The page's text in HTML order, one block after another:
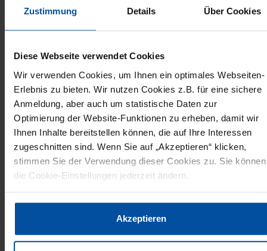
Zustimmung Details Über Cookies
Diese Webseite verwendet Cookies
Wir verwenden Cookies, um Ihnen ein optimales Webseiten-
Erlebnis zu bieten. Wir nutzen Cookies z.B. für eine sichere
Anmeldung, aber auch um statistische Daten zur
Optimierung der Website-Funktionen zu erheben, damit wir
Ihnen Inhalte bereitstellen können, die auf Ihre Interessen
zugeschnitten sind. Wenn Sie auf „Akzeptieren“ klicken,
stimmen Sie der Verwendung dieser Cookies zu. Sie können
die Cookie-Einstellungen jederzeit ändern.
Datenschutzerklärung|Impressum
Akzeptieren
PRODUKTION PRODUKTE
13. Juli 2021
AXFLOW STELLT NEUEN HOMOGENISATOR
VOR
AxFlow vertreibt ab sofort den neuen APV Pilot
4T Homogenisator für den Kleinserien- und
Laborbetrieb in der Lebensmittel-, Getränke-
und…